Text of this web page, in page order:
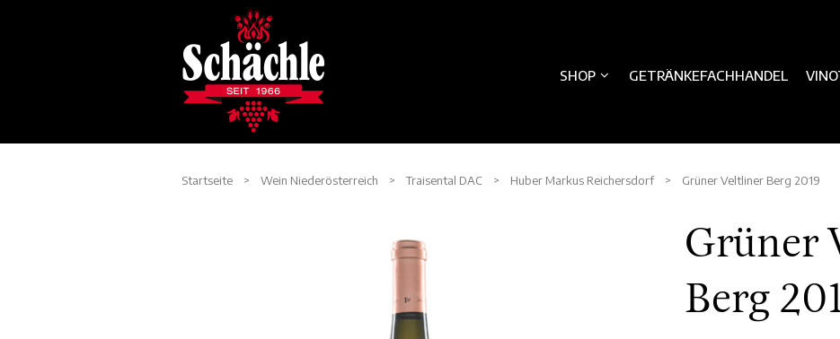
SHOP GETRÄNKEFACHHANDEL
Startseite > Wein Niederösterreich >Traisental DAC > Huber Markus Reichersdorf> Grüner Veltliner Berg 2019
Grüner
Berg